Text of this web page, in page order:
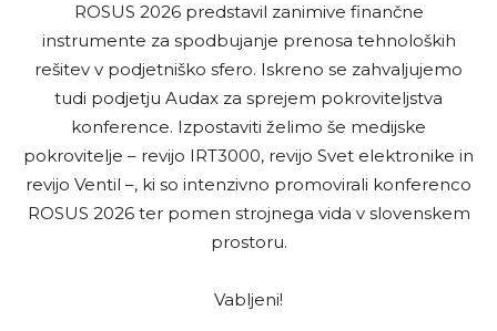
ROSUS 2026 predstavil zanimive finančne
instrumente za spodbujanje prenosa tehnoloških
rešitev v podjetniško sfero. Iskreno se zahvaljujemo
tudi podjetju Audax za sprejem pokroviteljstva
konference. Izpostaviti želimo še medijske
pokrovitelje – revijo IRT3000, revijo Svet elektronike in
revijo Ventil –, ki so intenzivno promovirali konferenco
ROSUS 2026 ter pomen strojnega vida v slovenskem
prostoru.
Vabljeni!